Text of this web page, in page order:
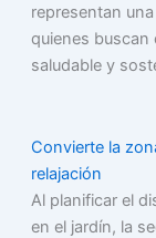
representan
quienes buscan
saludable y
Convierte la
relajación
Al planificar el
en el jardín, la